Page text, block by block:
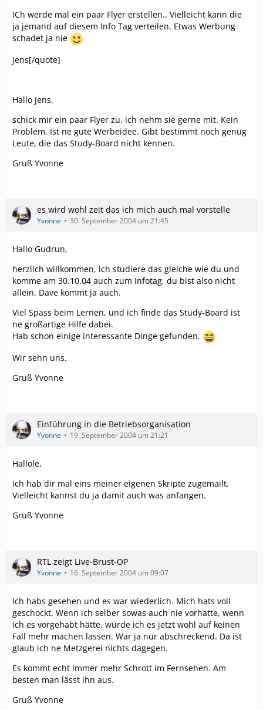
ICh werde mal ein paar Flyer erstellen.. Vielleicht kann die
ja jemand auf diesem Info Tag verteilen. Etwas Werbung
schadet ja nie
Jens[/quote]
Hallo Jens,
schick mir ein paar Flyer zu, ich nehm sie gerne mit. Kein
Problem. Ist ne gute Werbeidee. Gibt bestimmt noch genug
Leute, die das Study-Board nicht kennen.
Gruß Yvonne
es wird wohl zeit das ich mich auch mal vorstelle
Yvonne 30. September 2004 um 21:45
Hallo Gudrun,
herzlich willkommen, ich studiere das gleiche wie du und
komme am 30.10.04 auch zum Infotag, du bist also nicht
allein. Dave kommt ja auch.
Viel Spass beim Lernen, und ich finde das Study-Board ist
ne großartige Hilfe dabei.
Hab schon einige interessante Dinge gefunden.
Wir sehn uns.
Gruß Yvonne
Einführung in die Betriebsorganisation
Yvonne 19. September 2004 um 21:21
Hallole,
ich hab dir mal eins meiner eigenen Skripte zugemailt.
Vielleicht kannst du ja damit auch was anfangen.
Gruß Yvonne
RTL zeigt Live-Brust-OP
Yvonne 16. September 2004 um 09:07
Ich habs gesehen und es war wiederlich. Mich hats voll
geschockt. Wenn ich selber sowas auch nie vorhatte, wenn
ich es vorgehabt hätte, würde ich es jetzt wohl auf keinen
Fall mehr machen lassen. War ja nur abschreckend. Da ist
glaub ich ne Metzgerei nichts dagegen.
Es kommt echt immer mehr Schrott im Fernsehen. Am
besten man lässt ihn aus.
Gruß Yvonne